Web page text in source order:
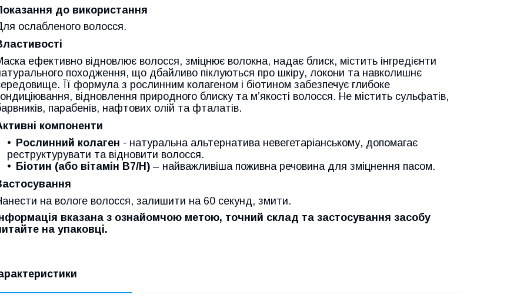
до використання
ослабленого волосся.
ефективно відновлює волосся, зміцнює волокна, надає блиск, містить інгредієнти
походження, що дбайливо піклуються про шкіру, локони та навколишнє
Її формула з рослинним колагеном і біотином забезпечує глибоке
відновлення природного блиску та м’якості волосся. Не містить сульфатів,
парабенів, нафтових олій та фталатів.
компоненти
Рослинний колаген - натуральна альтернатива невегетаріанському, допомагає
реструктурувати та відновити волосся.
Біотин (або вітамін B7/H) – найважливіша поживна речовина для зміцнення пасом.
на вологе волосся, залишити на 60 секунд, змити.
вказана з ознайомчою метою, точний склад та застосування засобу
на упаковці.